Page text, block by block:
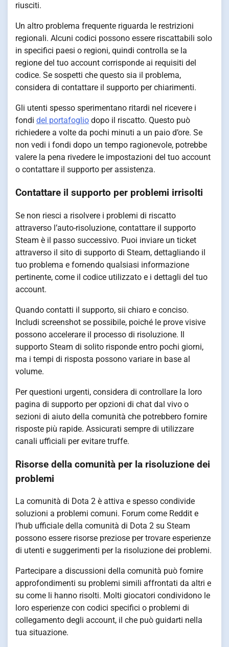
riusciti.
Un altro problema frequente riguarda le restrizioni
regionali. Alcuni codici possono essere riscattabili solo
in specifici paesi o regioni, quindi controlla se la
regione del tuo account corrisponde ai requisiti del
codice. Se sospetti che questo sia il problema,
considera di contattare il supporto per chiarimenti.
Gli utenti spesso sperimentano ritardi nel ricevere i
fondi del portafoglio dopo il riscatto. Questo può
richiedere a volte da pochi minuti a un paio d’ore. Se
non vedi i fondi dopo un tempo ragionevole, potrebbe
valere la pena rivedere le impostazioni del tuo account
o contattare il supporto per assistenza.
Contattare il supporto per problemi irrisolti
Se non riesci a risolvere i problemi di riscatto
attraverso l’auto-risoluzione, contattare il supporto
Steam è il passo successivo. Puoi inviare un ticket
attraverso il sito di supporto di Steam, dettagliando il
tuo problema e fornendo qualsiasi informazione
pertinente, come il codice utilizzato e i dettagli del tuo
account.
Quando contatti il supporto, sii chiaro e conciso.
Includi screenshot se possibile, poiché le prove visive
possono accelerare il processo di risoluzione. Il
supporto Steam di solito risponde entro pochi giorni,
ma i tempi di risposta possono variare in base al
volume.
Per questioni urgenti, considera di controllare la loro
pagina di supporto per opzioni di chat dal vivo o
sezioni di aiuto della comunità che potrebbero fornire
risposte più rapide. Assicurati sempre di utilizzare
canali ufficiali per evitare truffe.
Risorse della comunità per la risoluzione dei
problemi
La comunità di Dota 2 è attiva e spesso condivide
soluzioni a problemi comuni. Forum come Reddit e
l’hub ufficiale della comunità di Dota 2 su Steam
possono essere risorse preziose per trovare esperienze
di utenti e suggerimenti per la risoluzione dei problemi.
Partecipare a discussioni della comunità può fornire
approfondimenti su problemi simili affrontati da altri e
su come li hanno risolti. Molti giocatori condividono le
loro esperienze con codici specifici o problemi di
collegamento degli account, il che può guidarti nella
tua situazione.